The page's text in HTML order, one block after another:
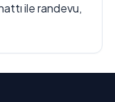
ile randevu,